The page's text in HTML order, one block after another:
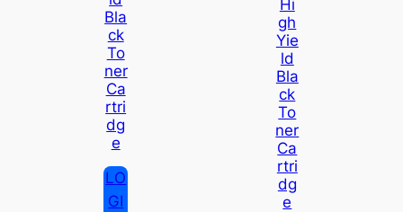
Bla
Ck
To
Ner
Ca
Rtri
Dg
E
LO
GI
Hi
Gh
Yie
Ld
Bla
Ck
To
Ner
Ca
Rtri
Dg
E